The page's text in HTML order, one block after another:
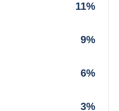
11%
9%
6%
3%